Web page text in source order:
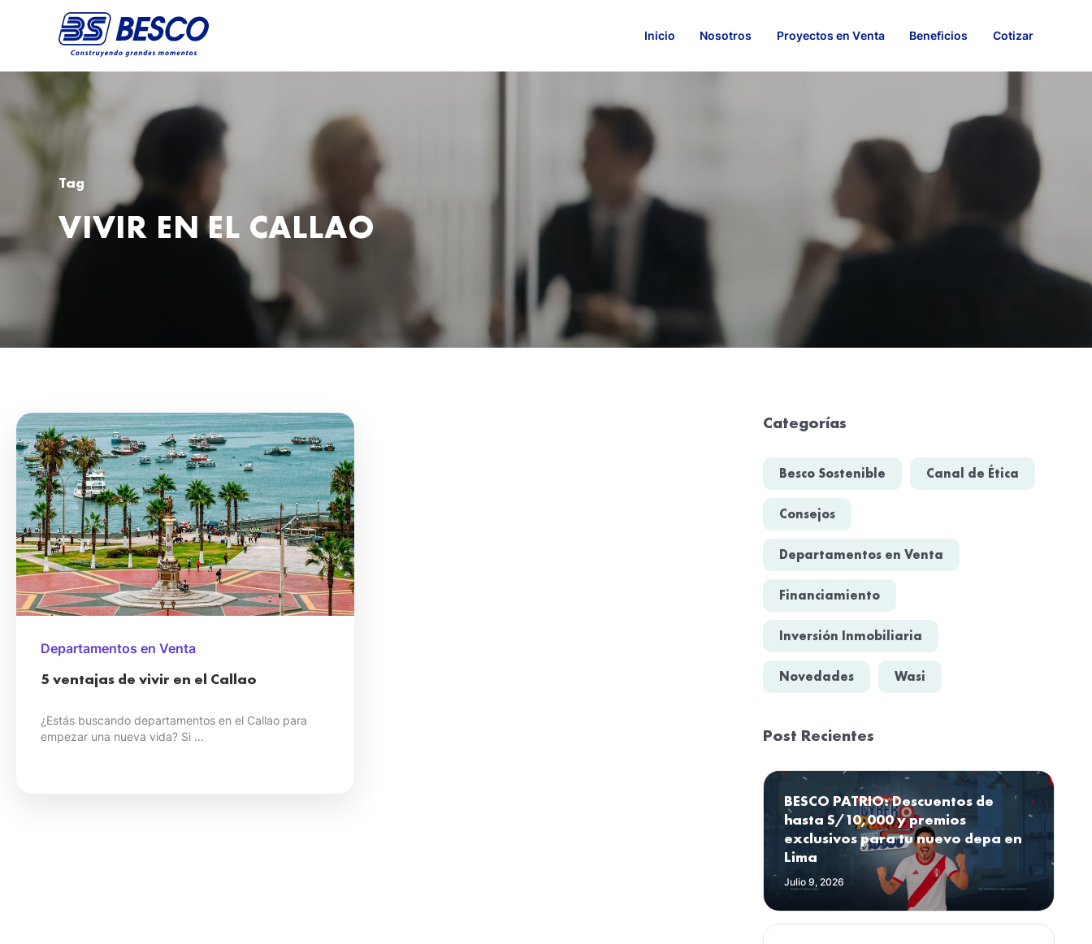
Inicio Nosotros Proyectos en Venta Beneficios Cotizar
Tag
VIVIR EN EL CALLAO
Departamentos en Venta
5 ventajas de vivir en el Callao
¿Estás buscando departamentos en el Callao para
empezar una nueva vida? Si ...
Categorías
Besco Sostenible Canal de Ética
Consejos
Departamentos en Venta
Financiamiento
Inversión Inmobiliaria
Novedades Wasi
Post Recientes
BESCO PATRIO: Descuentos de
hasta S/10,000 y premios
exclusivos para tu nuevo depa en
Lima
Julio 9, 2026